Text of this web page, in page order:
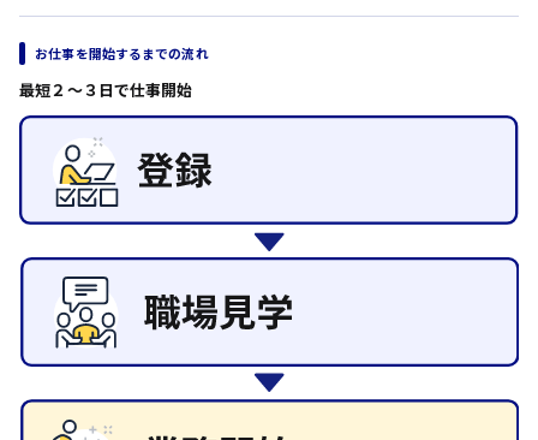
ホール
調理
洗い場
営業
ラウンダー営業
ルート営業
その他の専門職
施工管理
自動車整備士
配送・ドライバー
呉市
東広島市
安芸高田市
日給8000円～
お仕事を開始するまでの流れ
最短２〜３日で仕事開始